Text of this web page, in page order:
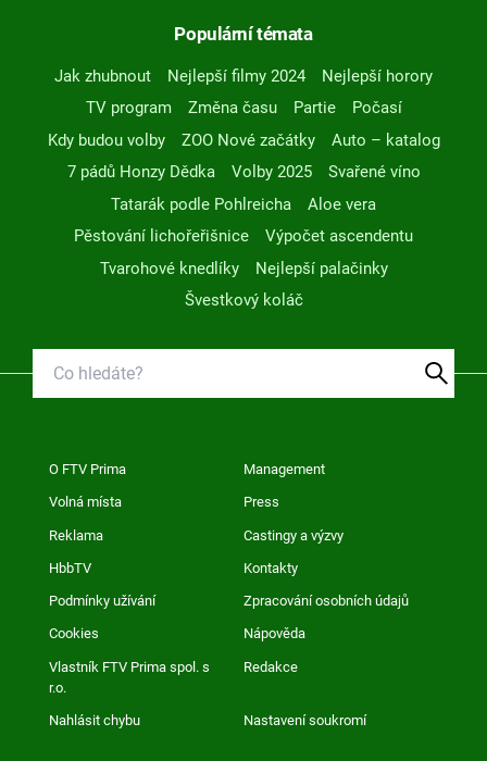
Populární témata
Jak zhubnout Nejlepší filmy 2024
Nejlepší horory
TV program
Změna času Partie
Počasí
Kdy budou volby
ZOO Nové začátky
Auto – katalog
7 pádů Honzy Dědka
Volby 2025
Svařené víno
Tatarák podle Pohlreicha
Aloe vera
Pěstování lichořeřišnice
Výpočet ascendentu
Tvarohové knedlíky
Nejlepší palačinky
Švestkový koláč
O FTV Prima Management
Volná místa Press
Reklama Castingy a výzvy
HbbTV Kontakty
Podmínky užívání Zpracování osobních údajů
Cookies Nápověda
Vlastník FTV Prima spol. s
r.o.
Redakce
Nahlásit chybu Nastavení soukromí